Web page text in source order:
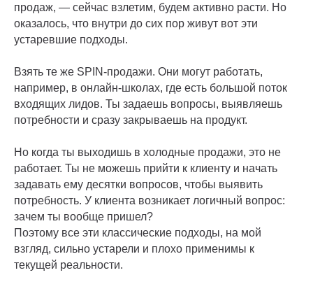
продаж, — сейчас взлетим, будем активно расти. Но
оказалось, что внутри до сих пор живут вот эти
устаревшие подходы.
Взять те же SPIN-продажи. Они могут работать,
например, в онлайн-школах, где есть большой поток
входящих лидов. Ты задаешь вопросы, выявляешь
потребности и сразу закрываешь на продукт.
Но когда ты выходишь в холодные продажи, это не
работает. Ты не можешь прийти к клиенту и начать
задавать ему десятки вопросов, чтобы выявить
потребность. У клиента возникает логичный вопрос:
зачем ты вообще пришел?
Поэтому все эти классические подходы, на мой
взгляд, сильно устарели и плохо применимы к
текущей реальности.